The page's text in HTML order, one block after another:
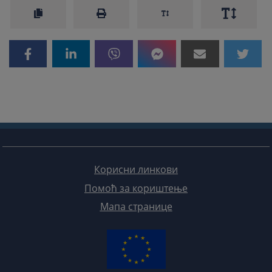
Корисни линкови
Помоћ за кориштење
Мапа странице